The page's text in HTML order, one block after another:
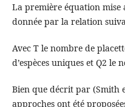
La première équation mise
donnée par la relation
Avec T le nombre de
d’espèces uniques et Q2 le
Bien que décrit par (Smith
approches ont été